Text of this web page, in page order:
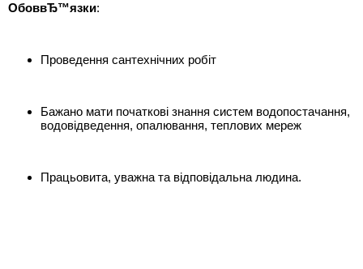
ОбоввЂ™язки:
Проведення сантехнічних робіт
Бажано мати початкові знання систем водопостачання,
водовідведення, опалювання, теплових мереж
Працьовита, уважна та відповідальна людина.